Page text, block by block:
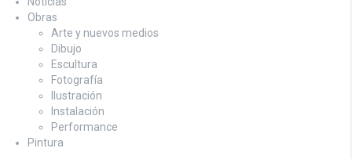
Obras
Arte y nuevos medios
Dibujo
Escultura
Fotografía
Ilustración
Instalación
Performance
Pintura